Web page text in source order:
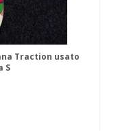
Traction usato
S